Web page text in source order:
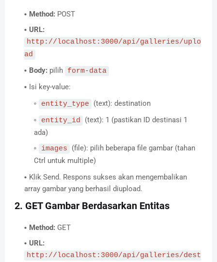
Method: POST
URL:
http://localhost:3000/api/galleries/uplo
ad
Body: pilih form-data
Isi key-value:
entity_type (text): destination
entity_id
(text): 1 (pastikan ID destinasi 1
ada)
images
(file): pilih beberapa file gambar (tahan
Ctrl untuk multiple)
Klik Send. Respons sukses akan mengembalikan
array gambar yang berhasil diupload.
2. GET Gambar Berdasarkan Entitas
Method: GET
URL:
http://localhost:3000/api/galleries/dest